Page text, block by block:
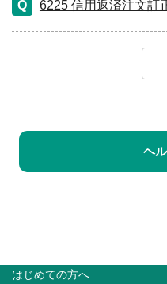
6225 信用返済注文訂
ヘ
はじめての方へ